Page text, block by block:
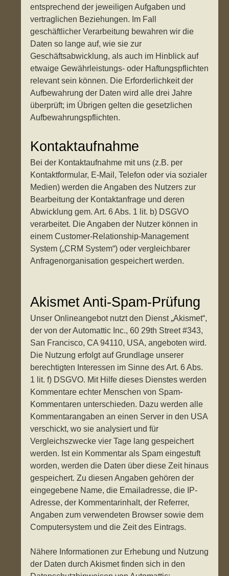
entsprechend der jeweiligen Aufgaben und
vertraglichen Beziehungen. Im Fall
geschäftlicher Verarbeitung bewahren wir die
Daten so lange auf, wie sie zur
Geschäftsabwicklung, als auch im Hinblick auf
etwaige Gewährleistungs- oder Haftungspflichten
relevant sein können. Die Erforderlichkeit der
Aufbewahrung der Daten wird alle drei Jahre
überprüft; im Übrigen gelten die gesetzlichen
Aufbewahrungspflichten.
Kontaktaufnahme
Bei der Kontaktaufnahme mit uns (z.B. per
Kontaktformular, E-Mail, Telefon oder via sozialer
Medien) werden die Angaben des Nutzers zur
Bearbeitung der Kontaktanfrage und deren
Abwicklung gem. Art. 6 Abs. 1 lit. b) DSGVO
verarbeitet. Die Angaben der Nutzer können in
einem Customer-Relationship-Management
System („CRM System“) oder vergleichbarer
Anfragenorganisation gespeichert werden.
Akismet Anti-Spam-Prüfung
Unser Onlineangebot nutzt den Dienst „Akismet“,
der von der Automattic Inc., 60 29th Street #343,
San Francisco, CA 94110, USA, angeboten wird.
Die Nutzung erfolgt auf Grundlage unserer
berechtigten Interessen im Sinne des Art. 6 Abs.
1 lit. f) DSGVO. Mit Hilfe dieses Dienstes werden
Kommentare echter Menschen von Spam-
Kommentaren unterschieden. Dazu werden alle
Kommentarangaben an einen Server in den USA
verschickt, wo sie analysiert und für
Vergleichszwecke vier Tage lang gespeichert
werden. Ist ein Kommentar als Spam eingestuft
worden, werden die Daten über diese Zeit hinaus
gespeichert. Zu diesen Angaben gehören der
eingegebene Name, die Emailadresse, die IP-
Adresse, der Kommentarinhalt, der Referrer,
Angaben zum verwendeten Browser sowie dem
Computersystem und die Zeit des Eintrags.
Nähere Informationen zur Erhebung und Nutzung
der Daten durch Akismet finden sich in den